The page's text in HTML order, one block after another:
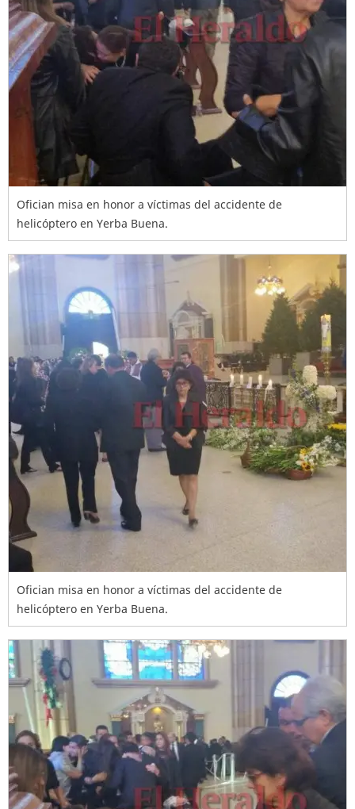
Ofician misa en honor a víctimas del accidente de
helicóptero en Yerba Buena.
Ofician misa en honor a víctimas del accidente de
helicóptero en Yerba Buena.